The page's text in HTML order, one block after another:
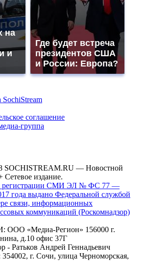
на
и
Где будет встреча
президентов США
и России: Европа?
SochiStream
соглашение
группа
SOCHISTREAM.RU — Новостной
Сетевое издание.
о регистрации СМИ ЭЛ № ФС 77 —
года выдано Федеральной службой
связи, информационных
коммуникаций (Роскомнадзор)
ООО «Медиа-Регион» 156000 г.
д.10 офис 37Г
- Ратьков Андрей Геннадьевич
г. Сочи, улица Черноморская,